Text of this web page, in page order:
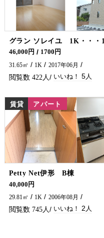
グラン ソレイユ 1K・・・
延岡市でアパート・マンションをお探しでしたら五ヶ瀬不動産へお問合せくだ
46,000円
1700円
31.65㎡
1K 2017年06月
422 5
賃貸 アパート
Petty Net伊形 B棟
南延岡IC付近に一人暮らし向けの物件が出ました！ 小型犬可の物件になります。
40,000円
29.81㎡
1K 2006年08月
745 2